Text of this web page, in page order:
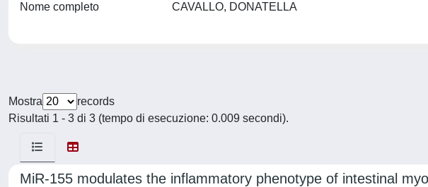
Nome completo CAVALLO, DONATELLA
Mostra
records
Risultati 1 - 3 di 3 (tempo di esecuzione: 0.009 secondi).
MiR-155 modulates the inflammatory phenotype of intestinal